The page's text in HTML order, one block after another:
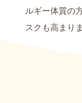
ルギー体質の
スクも高まり